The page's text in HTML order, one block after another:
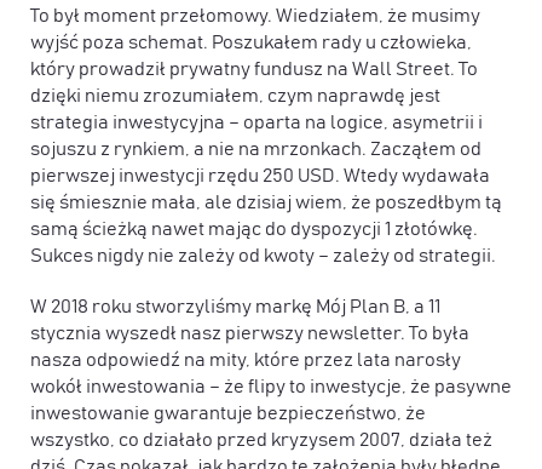
To był moment przełomowy. Wiedziałem, że musimy
wyjść poza schemat. Poszukałem rady u człowieka,
który prowadził prywatny fundusz na Wall Street. To
dzięki niemu zrozumiałem, czym naprawdę jest
strategia inwestycyjna – oparta na logice, asymetrii i
sojuszu z rynkiem, a nie na mrzonkach. Zacząłem od
pierwszej inwestycji rzędu 250 USD. Wtedy wydawała
się śmiesznie mała, ale dzisiaj wiem, że poszedłbym tą
samą ścieżką nawet mając do dyspozycji 1 złotówkę.
Sukces nigdy nie zależy od kwoty – zależy od strategii.
W 2018 roku stworzyliśmy markę Mój Plan B, a 11
stycznia wyszedł nasz pierwszy newsletter. To była
nasza odpowiedź na mity, które przez lata narosły
wokół inwestowania – że flipy to inwestycje, że pasywne
inwestowanie gwarantuje bezpieczeństwo, że
wszystko, co działało przed kryzysem 2007, działa też